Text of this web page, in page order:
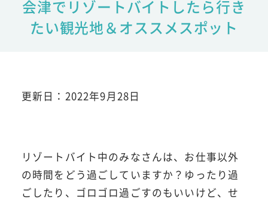
会津でリゾートバイトしたら行き
たい観光地＆オススメスポット
更新日：2022年9月28日
リゾートバイト中のみなさんは、お仕事以外
の時間をどう過ごしていますか？ゆったり過
ごしたり、ゴロゴロ過ごすのもいいけど、せ